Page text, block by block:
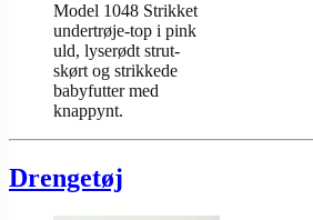
Model 1048 Strikket
undertrøje-top i pink
uld, lyserødt strut-
skørt og strikkede
babyfutter med
knappynt.
Drengetøj